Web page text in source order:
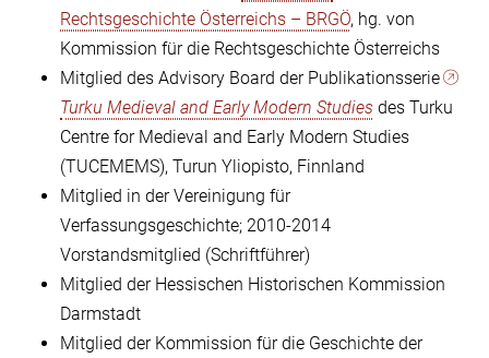
Rechtsgeschichte Österreichs – BRGÖ, hg. von
Kommission für die Rechtsgeschichte Österreichs
Mitglied des Advisory Board der Publikationsserie
Turku Medieval and Early Modern Studies des Turku
Centre for Medieval and Early Modern Studies
(TUCEMEMS), Turun Yliopisto, Finnland
Mitglied in der Vereinigung für
Verfassungsgeschichte; 2010-2014
Vorstandsmitglied (Schriftführer)
Mitglied der Hessischen Historischen Kommission
Darmstadt
Mitglied der Kommission für die Geschichte der